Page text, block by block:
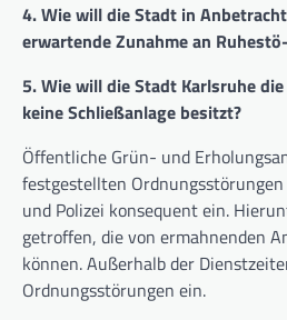
4. Wie will die Stadt in
erwartende Zunahme an
5. Wie will die Stadt Karlsruhe
keine Schließanlage besitzt?
Öffentliche Grün- und
festgestellten
und Polizei konsequent ein.
getroffen, die von ermahnenden
können. Außerhalb der
Ordnungsstörungen ein.